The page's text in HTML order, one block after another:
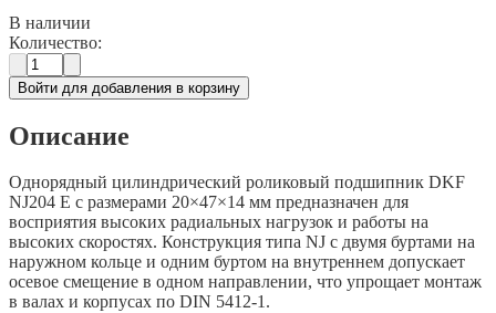
В наличии
Количество:
Войти для добавления в корзину
Описание
Однорядный цилиндрический роликовый подшипник DKF
NJ204 E с размерами 20×47×14 мм предназначен для
восприятия высоких радиальных нагрузок и работы на
высоких скоростях. Конструкция типа NJ с двумя буртами на
наружном кольце и одним буртом на внутреннем допускает
осевое смещение в одном направлении, что упрощает монтаж
в валах и корпусах по DIN 5412-1.